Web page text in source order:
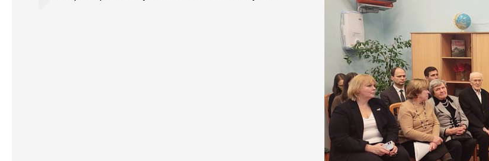
съезда «Школьный
Обращение
участников съезда
Музей Победы 2024
Программа
ассамблеи
Смыслы времени»
Программа
школьных музеев
федерального